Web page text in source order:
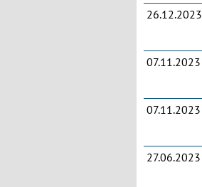
26.12.2023
07.11.2023
07.11.2023
27.06.2023